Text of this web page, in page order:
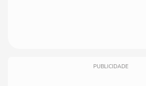
PUBLICIDADE